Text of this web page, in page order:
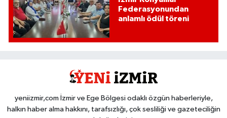
Federasyonundan
anlamlı ödül töreni
yeniizmir,com İzmir ve Ege Bölgesi odaklı özgün haberleriyle,
halkın haber alma hakkını, tarafsızlığı, çok sesliliği ve gazeteciliğin